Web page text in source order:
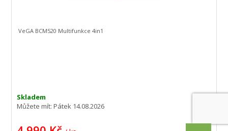
Skladem
Můžete mít:Pátek 14.08.2026
VeGA BCM520 Multifunkce 4in1